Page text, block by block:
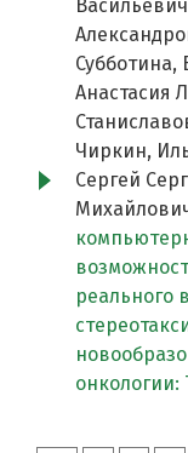
Анастасия
Чиркин,
Сергей
реального
онкологии: